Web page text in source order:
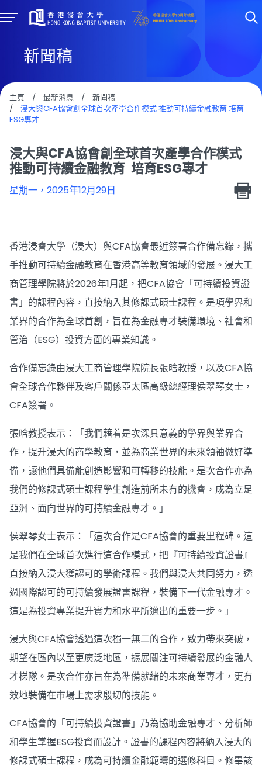
新聞稿
主頁 / 最新消息 /
新聞稿
/
浸大與CFA協會創全球首次產學合作模式 推動可持續金融教育 培育
ESG專才
浸大與CFA協會創全球首次產學合作模式
推動可持續金融教育 培育ESG專才
星期一，2025年12月29日
香港浸會大學（浸大）與CFA協會最近簽署合作備忘錄，攜
手推動可持續金融教育在香港高等教育領域的發展。浸大工
商管理學院將於2026年1月起，把CFA協會「可持續投資證
書」的課程內容，直接納入其修課式碩士課程。是項學界和
業界的合作為全球首創，旨在為金融專才裝備環境、社會和
管治（ESG）投資方面的專業知識。
合作備忘錄由浸大工商管理學院院長張晗教授，以及CFA協
會全球合作夥伴及客戶關係亞太區高級總經理侯翠琴女士，
CFA簽署。
張晗教授表示：「我們藉着是次深具意義的學界與業界合
作，提升浸大的商學教育，並為商業世界的未來領袖做好準
備，讓他們具備能創造影響和可轉移的技能。是次合作亦為
我們的修課式碩士課程學生創造前所未有的機會，成為立足
亞洲、面向世界的可持續金融專才。」
侯翠琴女士表示：「這次合作是CFA協會的重要里程碑。這
是我們在全球首次進行這合作模式，把『可持續投資證書』
直接納入浸大獲認可的學術課程。我們與浸大共同努力，透
過國際認可的可持續發展證書課程，裝備下一代金融專才。
這是為投資專業提升實力和水平所邁出的重要一步。」
浸大與CFA協會透過這次獨一無二的合作，致力帶來突破，
期望在區內以至更廣泛地區，擴展關注可持續發展的金融人
才梯隊。是次合作亦旨在為準備就緒的未來商業專才，更有
效地裝備在市場上需求殷切的技能。
CFA協會的「可持續投資證書」乃為協助金融專才、分析師
和學生掌握ESG投資而設計。證書的課程內容將納入浸大的
修課式碩士課程，成為可持續金融範疇的選修科目。修畢該